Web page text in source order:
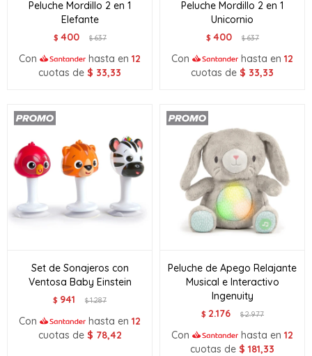
Peluche Mordillo 2 en 1
Elefante
$ 400 $637
Con hasta en 12
cuotas de $ 33,33
Peluche Mordillo 2 en 1
Unicornio
$ 400 $637
Con hasta en 12
cuotas de $ 33,33
Set de Sonajeros con
Ventosa Baby Einstein
$ 941 $1.287
Con hasta en 12
cuotas de $ 78,42
Peluche de Apego Relajante
Musical e Interactivo
Ingenuity
$ 2.176 $2.977
Con hasta en 12
cuotas de $ 181,33